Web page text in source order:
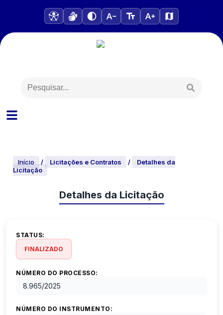
Início / Licitações e Contratos /
Detalhes da
Licitação
Detalhes da Licitação
STATUS:
FINALIZADO
NÚMERO DO PROCESSO:
8.965/2025
NÚMERO DO INSTRUMENTO: